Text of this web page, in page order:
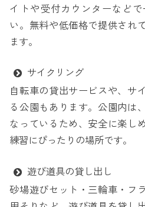
イトや受付カウンターなど
い。無料や低価格で提供され
ます。
サイクリング
自転車の貸出サービスや、サ
る公園もあります。公園内は
なっているため、安全に楽し
練習にぴったりの場所です。
遊び道具の貸し出し
砂場遊びセット・三輪車・フ